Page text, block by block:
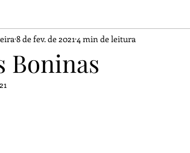
Paraíba Patrimônio Histórico
Boninas
8 de fev. de 2021 4 min de leitura